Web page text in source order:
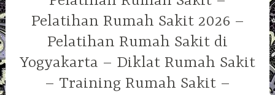
Pelatihan Rumah Sakit 2026 –
Pelatihan Rumah Sakit di
Yogyakarta – Diklat Rumah Sakit
– Training Rumah Sakit –